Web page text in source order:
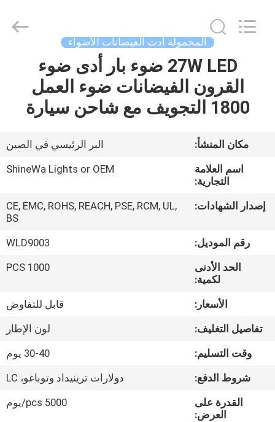
المنزل
المنتجات
فيديوهات
المصنع
مراقبة
الجودة
اتصل
المحمولة أدت الفيضانات الأضواء
27W LED ضوء بار أدى ضوء
القرون الفيضانات ضوء العمل
1800 التجويف مع شاحن سيارة
مكان المنشأ:
البر الرئيسي في الصين
اسم العلامة
التجارية:
ShineWa Lights or OEM
إصدار الشهادات:
CE, EMC, ROHS, REACH, PSE, RCM, UL,
BS
رقم الموديل:
WLD9003
الحد الأدنى
لكمية:
1000 PCS
الأسعار:
قابل للتفاوض
تفاصيل التغليف:
لون الإطار
وقت التسليم:
30-40 يوم
شروط الدفع:
دولارات ترينيداد وتوباغو، LC
القدرة على
العرض:
5000 pcs/يوم